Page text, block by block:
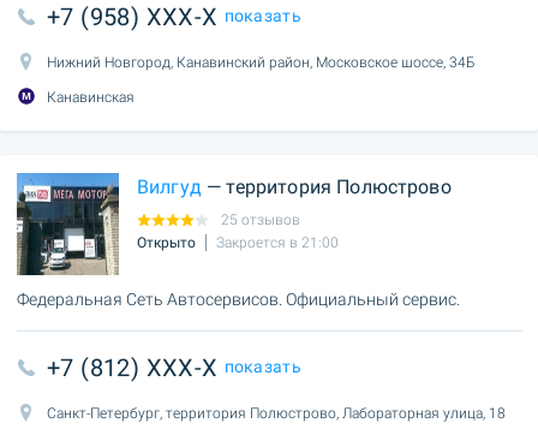
+7 (958) XXX-X показать
Нижний Новгород, Канавинский район, Московское шоссе, 34Б
Канавинская
Вилгуд — территория Полюстрово
25 отзывов
Открыто
Закроется в 21:00
Федеральная Сеть Автосервисов. Официальный сервис.
+7 (812) XXX-X показать
Санкт-Петербург, территория Полюстрово, Лабораторная улица, 18